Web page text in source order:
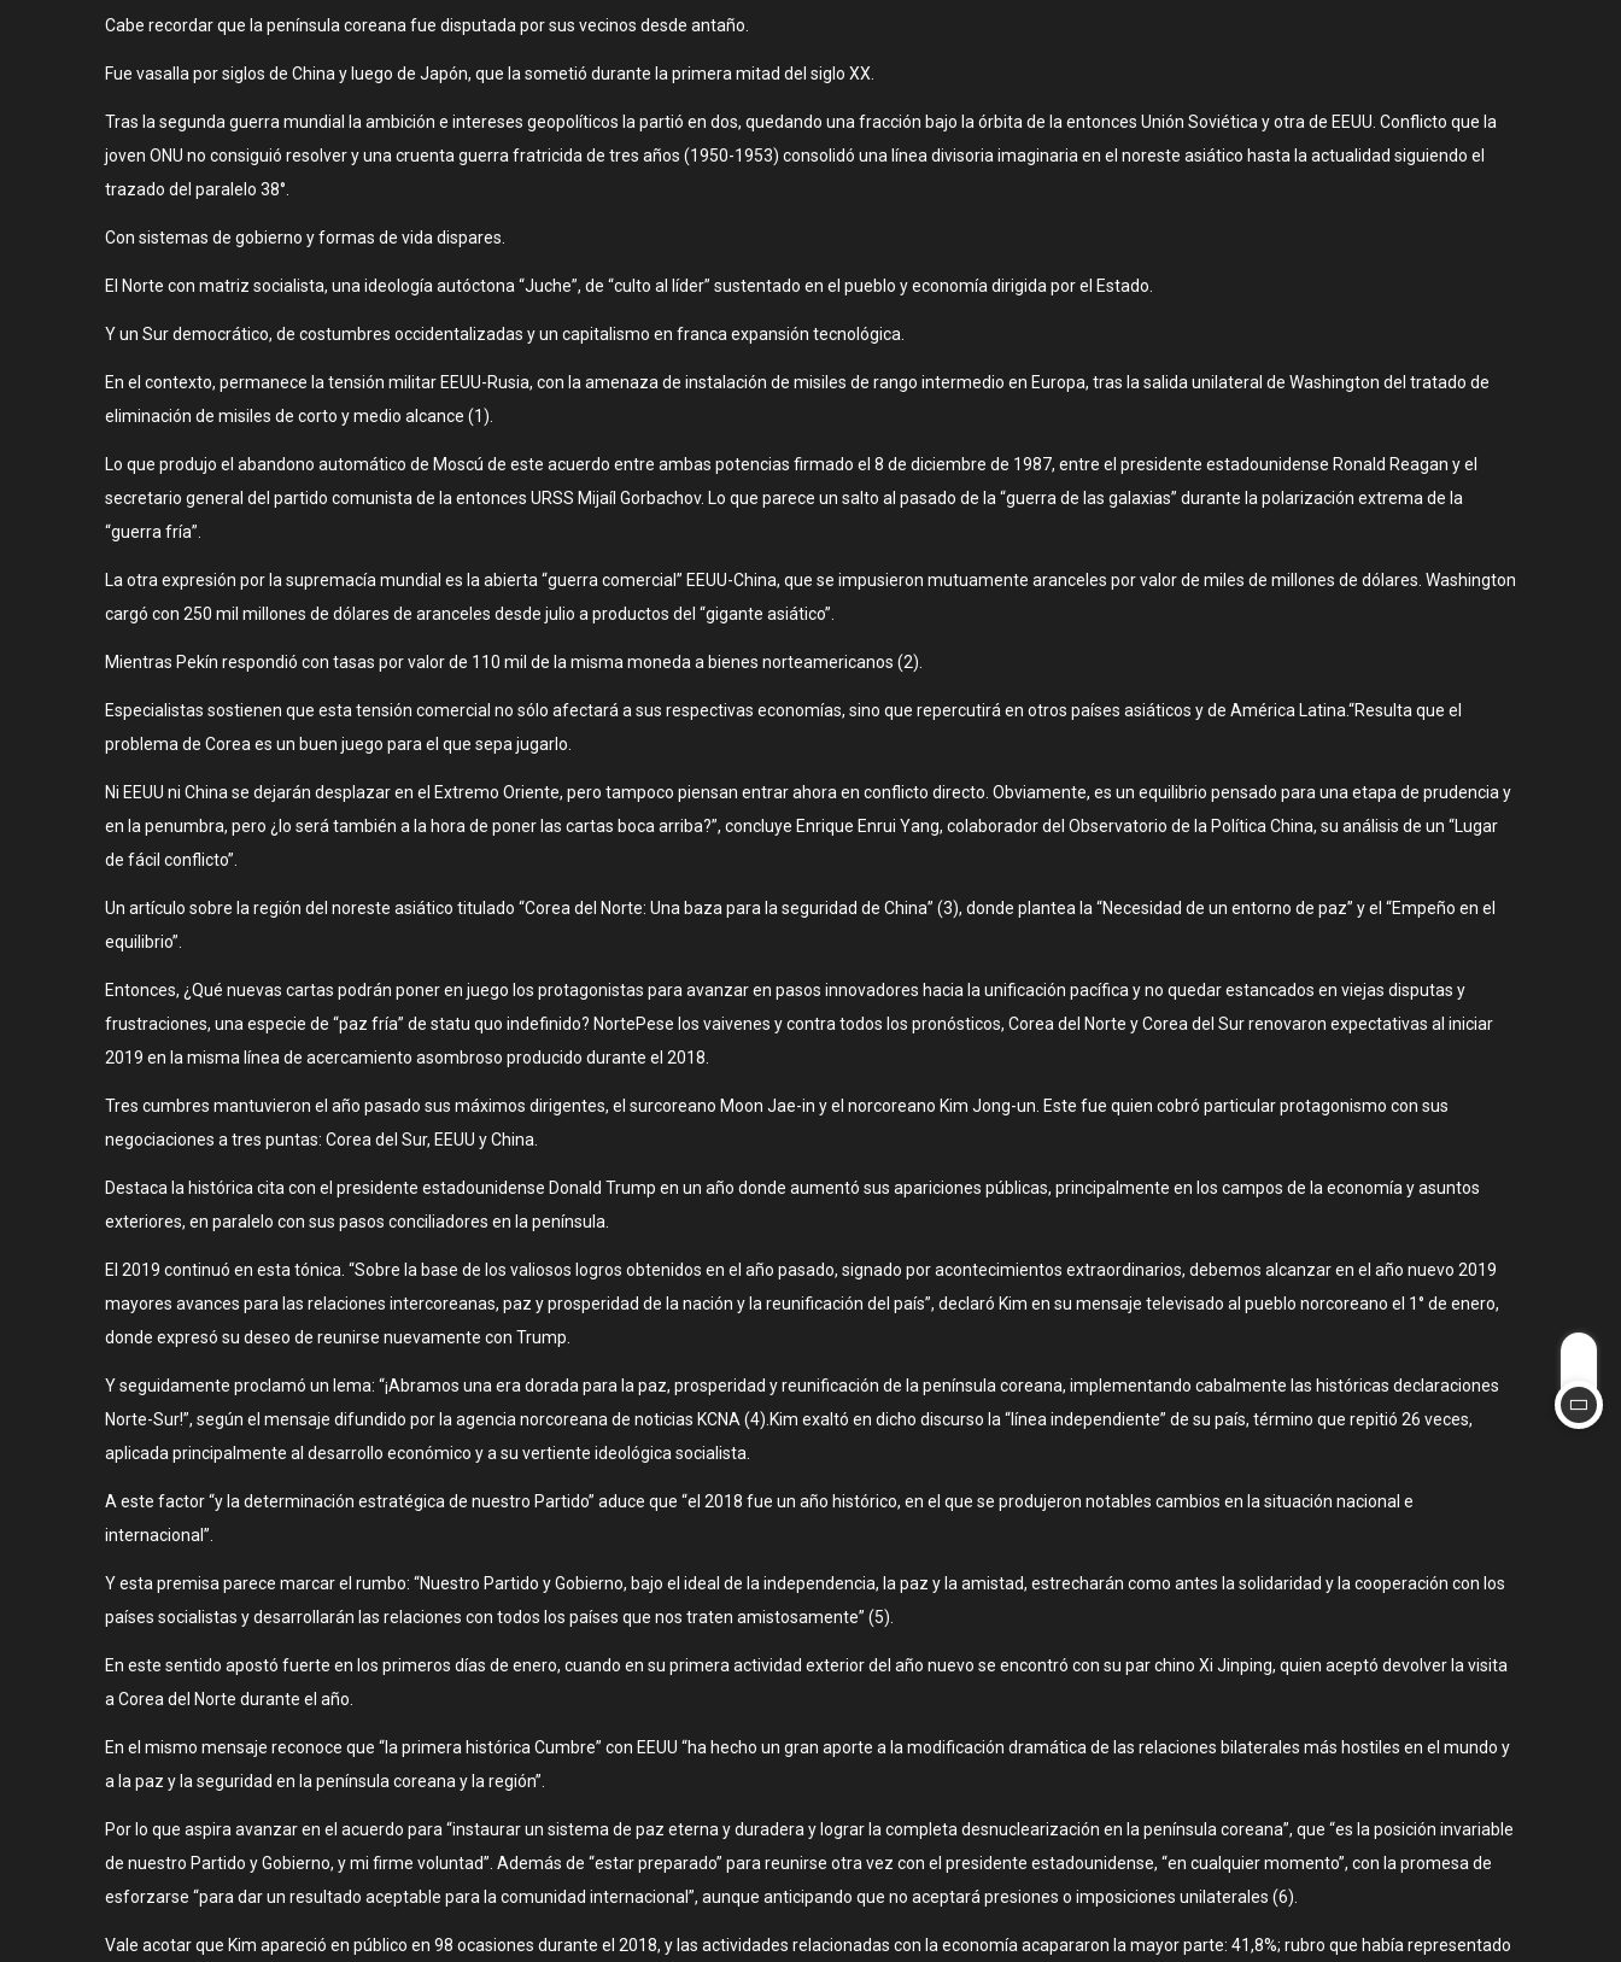
Cabe recordar que la península coreana fue disputada por sus vecinos desde antaño.
Fue vasalla por siglos de China y luego de Japón, que la sometió durante la primera mitad del siglo XX.
Tras la segunda guerra mundial la ambición e intereses geopolíticos la partió en dos, quedando una fracción bajo la órbita de la entonces Unión Soviética y otra de EEUU. Conflicto que la
joven ONU no consiguió resolver y una cruenta guerra fratricida de tres años (1950-1953) consolidó una línea divisoria imaginaria en el noreste asiático hasta la actualidad siguiendo el
trazado del paralelo 38°.
Con sistemas de gobierno y formas de vida dispares.
El Norte con matriz socialista, una ideología autóctona “Juche”, de “culto al líder” sustentado en el pueblo y economía dirigida por el Estado.
Y un Sur democrático, de costumbres occidentalizadas y un capitalismo en franca expansión tecnológica.
En el contexto, permanece la tensión militar EEUU-Rusia, con la amenaza de instalación de misiles de rango intermedio en Europa, tras la salida unilateral de Washington del tratado de
eliminación de misiles de corto y medio alcance (1).
Lo que produjo el abandono automático de Moscú de este acuerdo entre ambas potencias firmado el 8 de diciembre de 1987, entre el presidente estadounidense Ronald Reagan y el
secretario general del partido comunista de la entonces URSS Mijaíl Gorbachov. Lo que parece un salto al pasado de la “guerra de las galaxias” durante la polarización extrema de la
“guerra fría”.
La otra expresión por la supremacía mundial es la abierta “guerra comercial” EEUU-China, que se impusieron mutuamente aranceles por valor de miles de millones de dólares. Washington
cargó con 250 mil millones de dólares de aranceles desde julio a productos del “gigante asiático”.
Mientras Pekín respondió con tasas por valor de 110 mil de la misma moneda a bienes norteamericanos (2).
Especialistas sostienen que esta tensión comercial no sólo afectará a sus respectivas economías, sino que repercutirá en otros países asiáticos y de América Latina.“Resulta que el
problema de Corea es un buen juego para el que sepa jugarlo.
Ni EEUU ni China se dejarán desplazar en el Extremo Oriente, pero tampoco piensan entrar ahora en conflicto directo. Obviamente, es un equilibrio pensado para una etapa de prudencia y
en la penumbra, pero ¿lo será también a la hora de poner las cartas boca arriba?”, concluye Enrique Enrui Yang, colaborador del Observatorio de la Política China, su análisis de un “Lugar
de fácil conflicto”.
Un artículo sobre la región del noreste asiático titulado “Corea del Norte: Una baza para la seguridad de China” (3), donde plantea la “Necesidad de un entorno de paz” y el “Empeño en el
equilibrio”.
Entonces, ¿Qué nuevas cartas podrán poner en juego los protagonistas para avanzar en pasos innovadores hacia la unificación pacífica y no quedar estancados en viejas disputas y
frustraciones, una especie de “paz fría” de statu quo indefinido? NortePese los vaivenes y contra todos los pronósticos, Corea del Norte y Corea del Sur renovaron expectativas al iniciar
2019 en la misma línea de acercamiento asombroso producido durante el 2018.
Tres cumbres mantuvieron el año pasado sus máximos dirigentes, el surcoreano Moon Jae-in y el norcoreano Kim Jong-un. Este fue quien cobró particular protagonismo con sus
negociaciones a tres puntas: Corea del Sur, EEUU y China.
Destaca la histórica cita con el presidente estadounidense Donald Trump en un año donde aumentó sus apariciones públicas, principalmente en los campos de la economía y asuntos
exteriores, en paralelo con sus pasos conciliadores en la península.
El 2019 continuó en esta tónica. “Sobre la base de los valiosos logros obtenidos en el año pasado, signado por acontecimientos extraordinarios, debemos alcanzar en el año nuevo 2019
mayores avances para las relaciones intercoreanas, paz y prosperidad de la nación y la reunificación del país”, declaró Kim en su mensaje televisado al pueblo norcoreano el 1° de enero,
donde expresó su deseo de reunirse nuevamente con Trump.
Y seguidamente proclamó un lema: “¡Abramos una era dorada para la paz, prosperidad y reunificación de la península coreana, implementando cabalmente las históricas declaraciones
Norte-Sur!”, según el mensaje difundido por la agencia norcoreana de noticias KCNA (4).Kim exaltó en dicho discurso la “línea independiente” de su país, término que repitió 26 veces,
aplicada principalmente al desarrollo económico y a su vertiente ideológica socialista.
A este factor “y la determinación estratégica de nuestro Partido” aduce que “el 2018 fue un año histórico, en el que se produjeron notables cambios en la situación nacional e
internacional”.
Y esta premisa parece marcar el rumbo: “Nuestro Partido y Gobierno, bajo el ideal de la independencia, la paz y la amistad, estrecharán como antes la solidaridad y la cooperación con los
países socialistas y desarrollarán las relaciones con todos los países que nos traten amistosamente” (5).
En este sentido apostó fuerte en los primeros días de enero, cuando en su primera actividad exterior del año nuevo se encontró con su par chino Xi Jinping, quien aceptó devolver la visita
a Corea del Norte durante el año.
En el mismo mensaje reconoce que “la primera histórica Cumbre” con EEUU “ha hecho un gran aporte a la modificación dramática de las relaciones bilaterales más hostiles en el mundo y
a la paz y la seguridad en la península coreana y la región”.
Por lo que aspira avanzar en el acuerdo para “instaurar un sistema de paz eterna y duradera y lograr la completa desnuclearización en la península coreana”, que “es la posición invariable
de nuestro Partido y Gobierno, y mi firme voluntad”. Además de “estar preparado” para reunirse otra vez con el presidente estadounidense, “en cualquier momento”, con la promesa de
esforzarse “para dar un resultado aceptable para la comunidad internacional”, aunque anticipando que no aceptará presiones o imposiciones unilaterales (6).
Vale acotar que Kim apareció en público en 98 ocasiones durante el 2018, y las actividades relacionadas con la economía acapararon la mayor parte: 41,8%; rubro que había representado